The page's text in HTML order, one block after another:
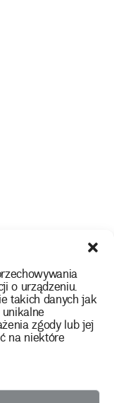
o urządzeniu.
takich danych jak
zgody lub jej
na niektóre